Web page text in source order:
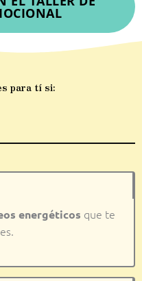
para tí si:
energéticos que te